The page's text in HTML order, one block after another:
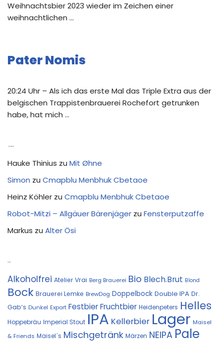
Weihnachtsbier 2023 wieder im Zeichen einer
weihnachtlichen …
Pater Nomis
20:24 Uhr – Als ich das erste Mal das Triple Extra aus der
belgischen Trappistenbrauerei Rochefort getrunken
habe, hat mich …
Hauke Thinius zu Mit Øhne
Simon zu Cmapblu Menbhuk Cbetaoe
Heinz Köhler zu Cmapblu Menbhuk Cbetaoe
Robot-Mitzi – Allgäuer Bärenjäger zu Fensterputzaffe
Markus zu Alter Ösi
Alkoholfrei Atelier Vrai Berg Brauerei Bio Blech.Brut Blond
Bock Brauerei Lemke BrewDog Doppelbock Double IPA Dr.
Gab‘s Dunkel Export FestbierFruchtbier Heidenpeters Helles
Hoppebräu Imperial Stout IPA Kellerbier Lager Maisel
& Friends Maisel´s Mischgetränk Märzen NEIPA Pale